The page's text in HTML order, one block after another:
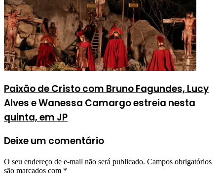
Paixão de Cristo com Bruno Fagundes, Lucy
Alves e Wanessa Camargo estreia nesta
quinta, em JP
Deixe um comentário
O seu endereço de e-mail não será publicado. Campos obrigatórios
são marcados com *